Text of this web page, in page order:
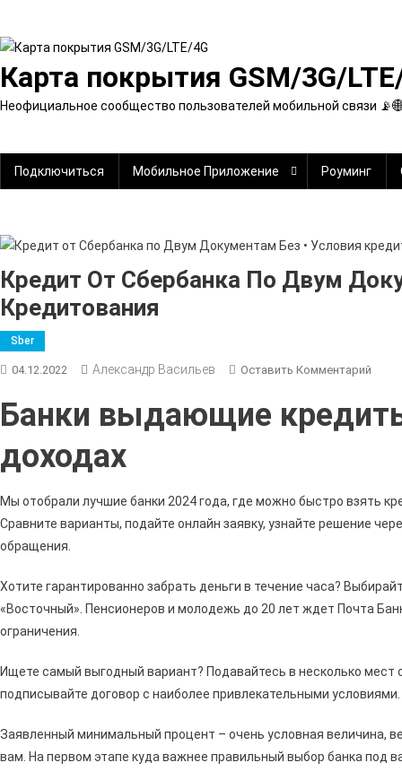
содержимому
Карта покрытия GSM/3G/
Неофициальное сообщество пользователей мобильной связи
Подключиться Мобильное Приложение Роуминг
Кредит От Сбербанка По Двум
Кредитования
Sber
04.12.2022 Александр Васильев Оставить Комментарий
От
Банки выдающие
доходах
Мы отобрали лучшие банки 2024 года, где можно быстро взять
Сравните варианты, подайте онлайн заявку, узнайте решение
обращения.
Хотите гарантированно забрать деньги в течение часа?
«Восточный». Пенсионеров и молодежь до 20 лет ждет Почта
ограничения.
Ищете самый выгодный вариант? Подавайтесь в несколько мест
подписывайте договор с наиболее привлекательными условиями.
Заявленный минимальный процент – очень условная величина,
вам. На первом этапе куда важнее правильный выбор банка под